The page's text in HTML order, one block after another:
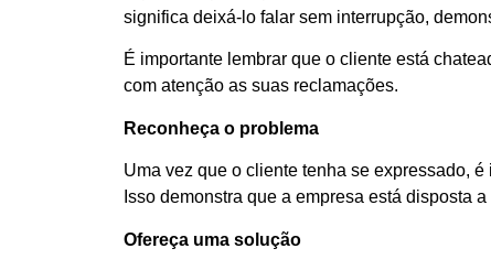
significa deixá-lo falar sem interrupção,
É importante lembrar que o cliente está
com atenção as suas reclamações.
Reconheça o problema
Uma vez que o cliente tenha se expressado,
Isso demonstra que a empresa está disposta
Ofereça uma solução